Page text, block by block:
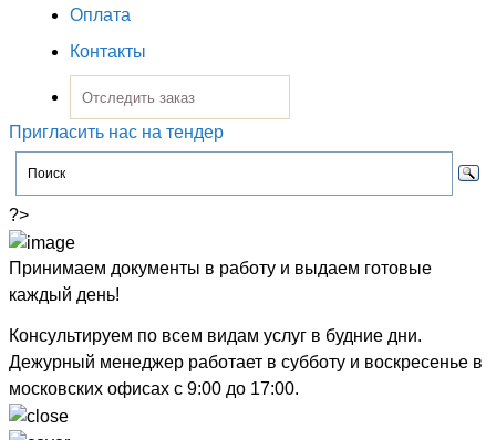
Оплата
Контакты
Пригласить нас на тендер
?>
Принимаем документы в работу и выдаем готовые
каждый день!
Консультируем по всем видам услуг в будние дни.
Дежурный менеджер работает в субботу и воскресенье в
московских офисах с 9:00 до 17:00.